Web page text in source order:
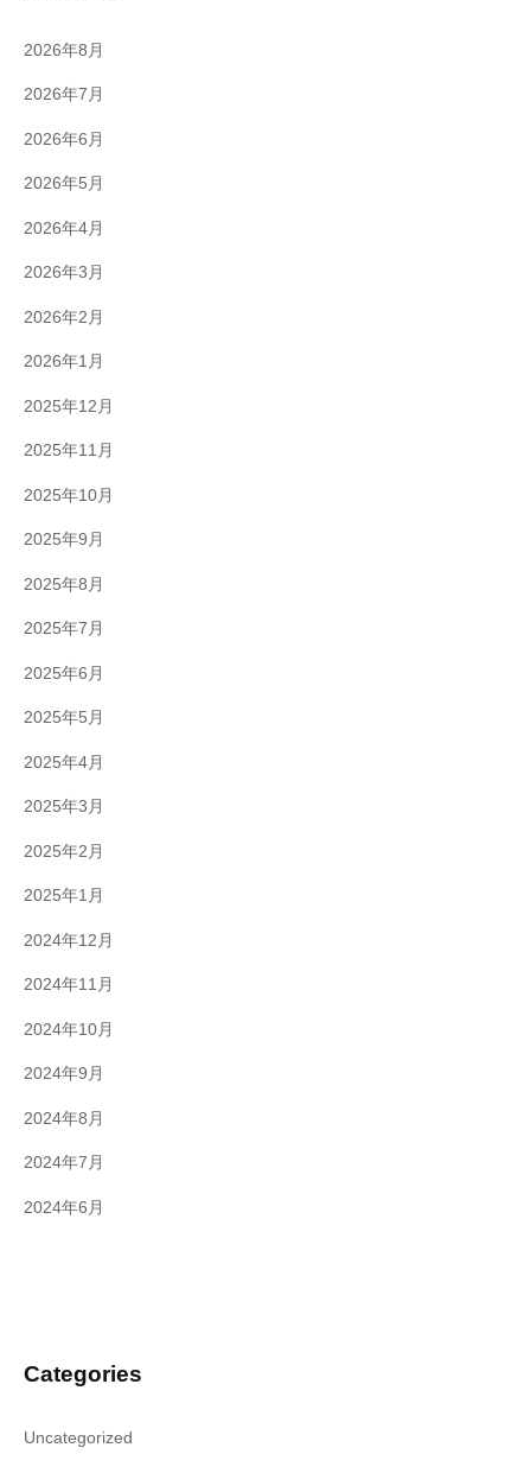
2026年8月
2026年7月
2026年6月
2026年5月
2026年4月
2026年3月
2026年2月
2026年1月
2025年12月
2025年11月
2025年10月
2025年9月
2025年8月
2025年7月
2025年6月
2025年5月
2025年4月
2025年3月
2025年2月
2025年1月
2024年12月
2024年11月
2024年10月
2024年9月
2024年8月
2024年7月
2024年6月
Categories
Uncategorized